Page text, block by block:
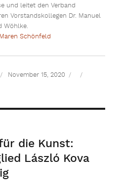
und leitet den Verband
Vorstandskollegen Dr. Manuel
Wöhlke.
Schönfeld
November 15, 2020
die Kunst:
László Kova